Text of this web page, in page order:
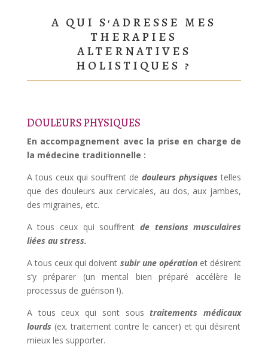
A QUI S'ADRESSE MES
THERAPIES
ALTERNATIVES
HOLISTIQUES ?
DOULEURS PHYSIQUES
En accompagnement avec la prise en charge de
la médecine traditionnelle :
A tous ceux qui souffrent dedouleurs physiquestelles
que des douleurs aux cervicales, au dos, aux jambes,
des migraines, etc.
A tous ceux qui souffrent de tensions musculaires
liées au stress.
A tous ceux qui doivent subir une opérationet désirent
s’y préparer (un mental bien préparé accélère le
processus de guérison !).
A tous ceux qui sont soustraitements médicaux
lourds (ex. traitement contre le cancer) et qui désirent
mieux les supporter.